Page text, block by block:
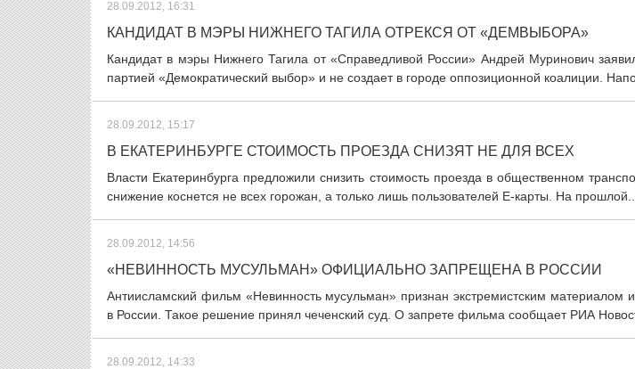
28.09.2012, 16:31
КАНДИДАТ В МЭРЫ НИЖНЕГО ТАГИЛА ОТРЕКСЯ ОТ «ДЕМВЫБОРА»
Кандидат в мэры Нижнего Тагила от «Справедливой России» Андрей Муринович
партией «Демократический выбор» и не создает в городе оппозиционной коалиции.
28.09.2012, 15:17
В ЕКАТЕРИНБУРГЕ СТОИМОСТЬ ПРОЕЗДА СНИЗЯТ НЕ ДЛЯ ВСЕХ
Власти Екатеринбурга предложили снизить стоимость проезда в общественном
снижение коснется не всех горожан, а только лишь пользователей Е-карты. На прошлой...
28.09.2012, 14:56
«НЕВИННОСТЬ МУСУЛЬМАН» ОФИЦИАЛЬНО ЗАПРЕЩЕНА В РОССИИ
Антиисламский фильм «Невинность мусульман» признан экстремистским материалом
в России. Такое решение принял чеченский суд. О запрете фильма сообщает РИА
28.09.2012, 14:33